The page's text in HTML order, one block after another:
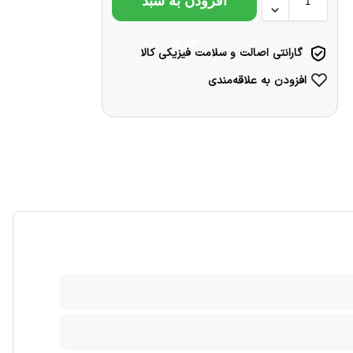
گارانتی اصالت و سلامت فیزیکی کالا
افزودن به علاقه‌مندی